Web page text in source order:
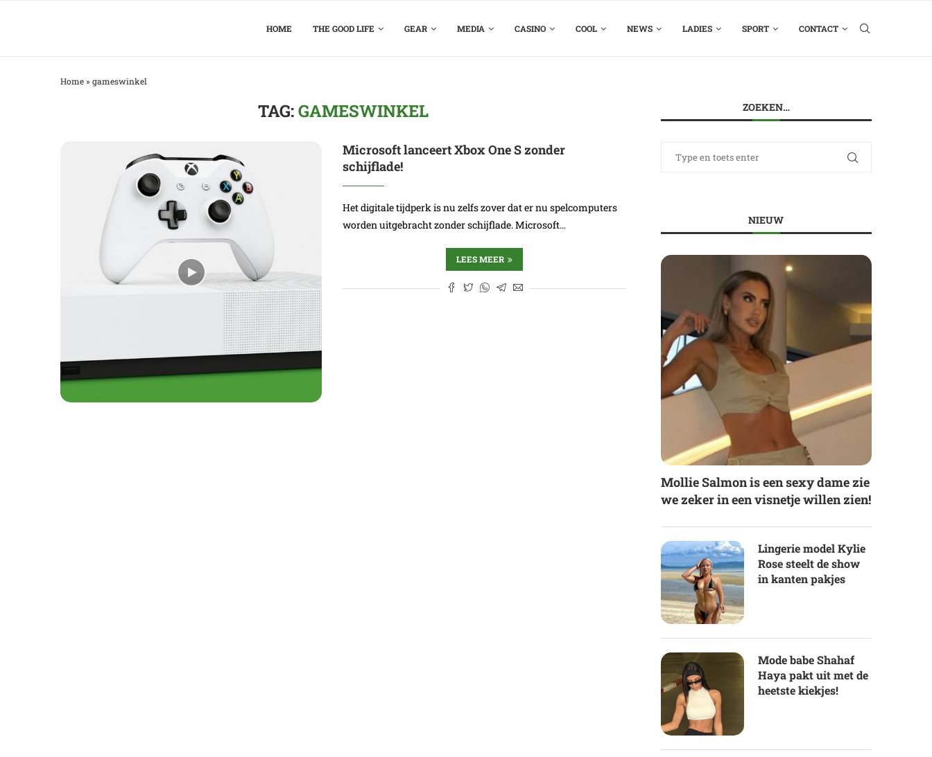
HOME THE GOOD LIFE GEAR MEDIA CASINO COOL NEWS LADIES SPORT CONTACT
Home» gameswinkel
TAG:GAMESWINKEL
Microsoft lanceert Xbox One S zonder
schijflade!
Het digitale tijdperk is nu zelfs zover dat er nu spelcomputers
worden uitgebracht zonder schijflade. Microsoft…
LEES MEER
ZOEKEN…
NIEUW
Mollie Salmon is een sexy dame zie
we zeker in een visnetje willen zien!
Lingerie model Kylie
Rose steelt de show
in kanten pakjes
Mode babe Shahaf
Haya pakt uit met de
heetste kiekjes!